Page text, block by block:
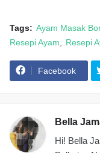
Tags: Ayam Masak
Resepi Ayam
Resepi
Facebook
Bella
Hi! Bella